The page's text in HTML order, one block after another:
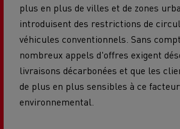
plus en plus de villes et de zones
introduisent des restrictions de
véhicules conventionnels. Sans
nombreux appels d'offres exigent
livraisons décarbonées et que les
de plus en plus sensibles à ce facteur
environnemental.